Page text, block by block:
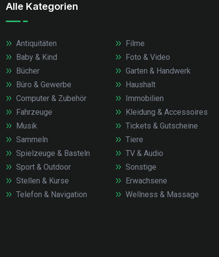
Alle Kategorien
Antiquitäten
Baby & Kind
Bücher
Büro & Gewerbe
Computer & Zubehör
Fahrzeuge
Filme
Foto & Video
Garten & Handwerk
Haushalt
Immobilien
Kleidung & Accessoires
Musik
Sammeln
Spielzeuge & Basteln
Sport & Outdoor
Stellen & Kurse
Telefon & Navigation
Tickets & Gutscheine
Tiere
TV & Audio
Sonstige
Erwachsene
Wellness & Massage